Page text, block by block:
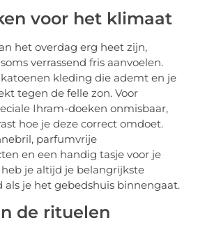
voor het klimaat
het overdag erg heet zijn,
verrassend fris aanvoelen.
kleding die ademt en je
tegen de felle zon. Voor
Ihram-doeken onmisbaar,
hoe je deze correct omdoet.
parfumvrije
en een handig tasje voor je
je altijd je belangrijkste
als je het gebedshuis binnengaat.
de rituelen